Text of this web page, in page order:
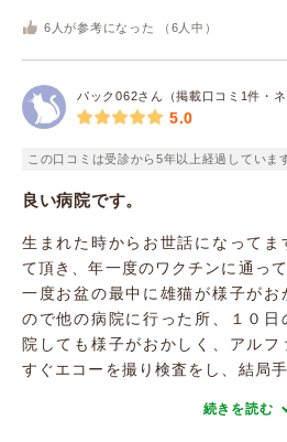
6 人が参考になった （ 6 人中）
パック062さん（掲載口コミ1件・ネ
5.0
この口コミは受診から5年以上経過していま
良い病院です。
生まれた時からお世話になってま
て頂き、年一度のワクチンに通って
一度お盆の最中に雄猫が様子がお
ので他の病院に行った所、１０日
院しても様子がおかしく、アルフ
すぐエコーを撮り検査をし、結局
続きを読む